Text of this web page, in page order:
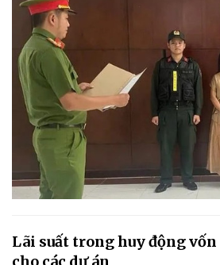
Lãi suất trong huy động